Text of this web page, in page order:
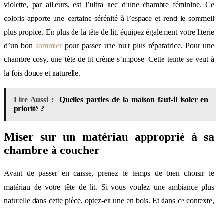
violette, par ailleurs, est l’ultra nec d’une chambre féminine. Ce
coloris apporte une certaine sérénité à l’espace et rend le sommeil
plus propice. En plus de la tête de lit, équipez également votre literie
d’un bonsommier pour passer une nuit plus réparatrice. Pour une
chambre cosy, une tête de lit crème s’impose. Cette teinte se veut à
la fois douce et naturelle.
Lire Aussi :
Quelles parties de la maison faut-il isoler en
priorité ?
Miser sur un matériau approprié à sa
chambre à coucher
Avant de passer en caisse, prenez le temps de bien choisir le
matériau de votre tête de lit. Si vous voulez une ambiance plus
naturelle dans cette pièce, optez-en une en bois. Et dans ce contexte,